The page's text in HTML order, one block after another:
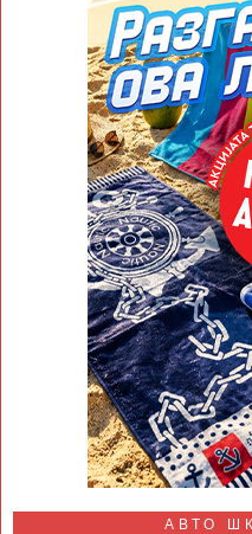
АВТО